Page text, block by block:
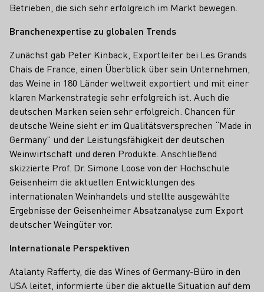
Betrieben, die sich sehr erfolgreich im Markt bewegen.
Branchenexpertise zu globalen Trends
Zunächst gab Peter Kinback, Exportleiter bei Les Grands
Chais de France, einen Überblick über sein Unternehmen,
das Weine in 180 Länder weltweit exportiert und mit einer
klaren Markenstrategie sehr erfolgreich ist. Auch die
deutschen Marken seien sehr erfolgreich. Chancen für
deutsche Weine sieht er im Qualitätsversprechen “Made in
Germany” und der Leistungsfähigkeit der deutschen
Weinwirtschaft und deren Produkte. Anschließend
skizzierte Prof. Dr. Simone Loose von der Hochschule
Geisenheim die aktuellen Entwicklungen des
internationalen Weinhandels und stellte ausgewählte
Ergebnisse der Geisenheimer Absatzanalyse zum Export
deutscher Weingüter vor.
Internationale Perspektiven
Atalanty Rafferty, die das Wines of Germany-Büro in den
USA leitet, informierte über die aktuelle Situation auf dem